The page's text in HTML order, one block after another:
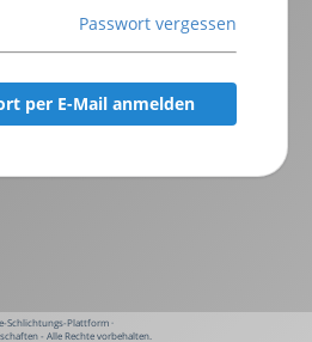
Passwort vergessen
per E-Mail anmelden
Schlichtungs-Plattform·
- Alle Rechte vorbehalten.